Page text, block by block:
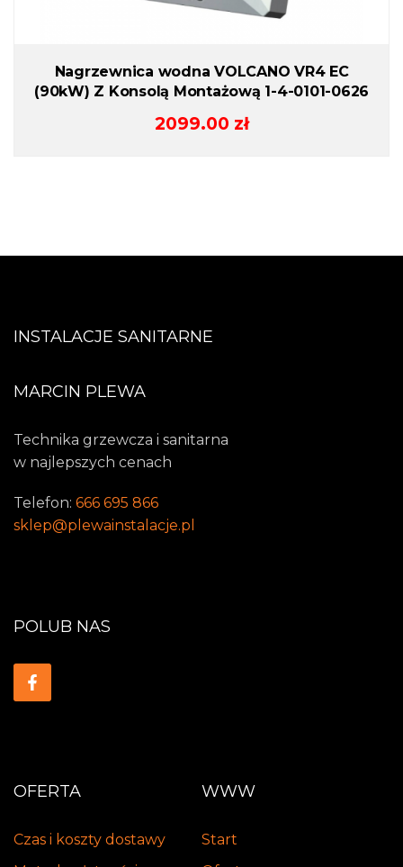
Nagrzewnica wodna VOLCANO VR4 EC
(90kW) Z Konsolą Montażową 1-4-0101-0626
2099.00 zł
INSTALACJE SANITARNE
MARCIN PLEWA
Technika grzewcza i sanitarna
w najlepszych cenach
Telefon: 666 695 866
sklep@plewainstalacje.pl
OFERTA
Czas i koszty dostawy
WWW
Start
POLUB NAS